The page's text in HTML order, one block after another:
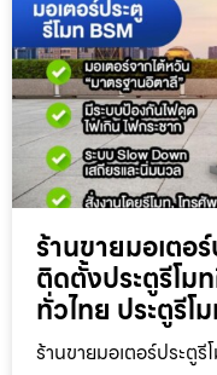
ร้านขายมอเตอ
ติดตั้งประตูรีโม
ทั่วไทย ประตูรีโ
ร้านขายมอเตอร์ประตู